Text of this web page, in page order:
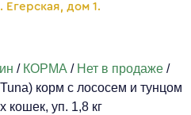
Егерская, дом 1.
/ КОРМА / Нет в продаже/
корм с лососем и тунцом
кошек, уп. 1,8 кг